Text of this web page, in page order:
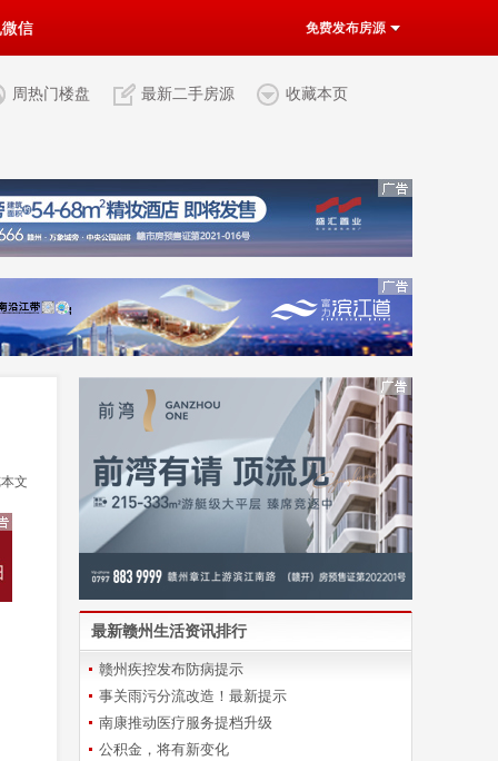
信 免费发布房源
周热门楼盘 最新二手房源 收藏本页
文
最新赣州生活资讯排行
赣州疾控发布防病提示
事关雨污分流改造！最新提示
南康推动医疗服务提档升级
公积金，将有新变化